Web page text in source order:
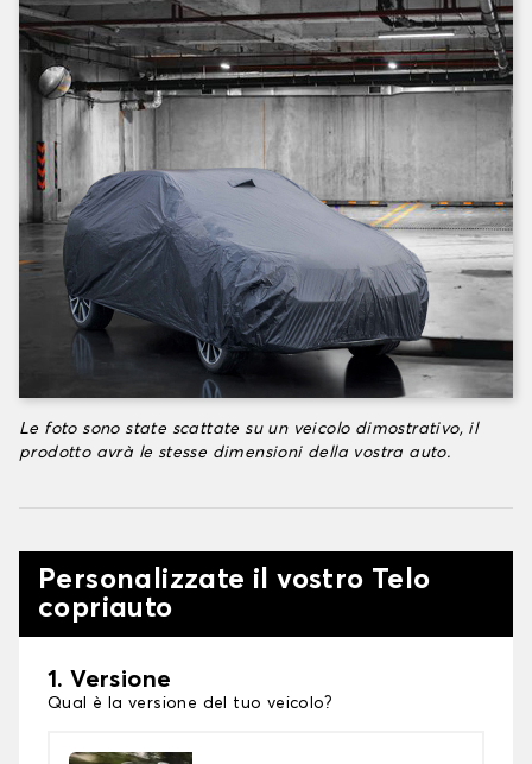
Le foto sono state scattate su un veicolo dimostrativo, il
prodotto avrà le stesse dimensioni della vostra auto.
Personalizzate il vostro Telo
copriauto
1. Versione
Qual è la versione del tuo veicolo?